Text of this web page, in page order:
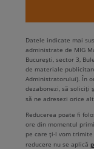
Datele indicate mai
administrate de MIG
București, sector 3,
de materiale
Administratorului). În
dezabonezi, să soliciți
să ne adresezi orice
Reducerea poate fi
ore din momentul
pe care ți-l vom trimite
reducere nu se aplică